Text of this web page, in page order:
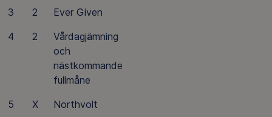
3
2
Ever Given
4
2
Vårdagjämning
och
nästkommande
fullmåne
5
X
Northvolt